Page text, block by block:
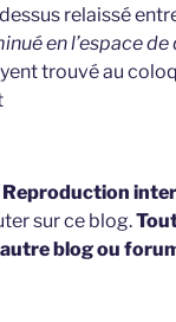
relaissé
en l’espace
trouvé au
Reproduction
sur ce blog.
blog ou